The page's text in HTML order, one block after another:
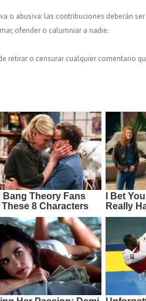
o abusiva: las contribuciones deberán
ofender o calumniar a nadie.
retirar o censurar cualquier comentario